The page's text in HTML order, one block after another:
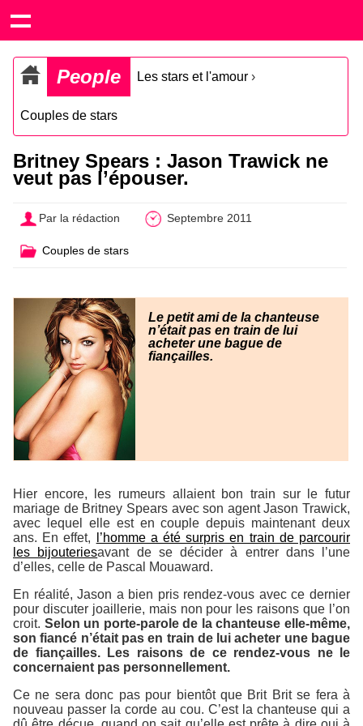
People Les stars et l'amour ›
Couples de stars
Britney Spears : Jason Trawick ne
veut pas l’épouser.
Par la rédaction Septembre 2011
Couples de stars
Le petit ami de la chanteuse
n’était pas en train de lui
acheter une bague de
fiançailles.
Hier encore, les rumeurs allaient bon train sur le futur
mariage de Britney Spears avec son agent Jason Trawick,
avec lequel elle est en couple depuis maintenant deux
ans. En effet,
l’homme a été surpris en train de parcourir
les bijouteriesavant de se décider à entrer dans l’une
d’elles, celle de Pascal Mouaward.
En réalité, Jason a bien pris rendez-vous avec ce dernier
pour discuter joaillerie, mais non pour les raisons que l’on
croit. Selon un porte-parole de la chanteuse elle-même,
son fiancé n’était pas en train de lui acheter une bague
de fiançailles. Les raisons de ce rendez-vous ne le
concernaient pas personnellement.
Ce ne sera donc pas pour bientôt que Brit Brit se fera à
nouveau passer la corde au cou. C’est la chanteuse qui a